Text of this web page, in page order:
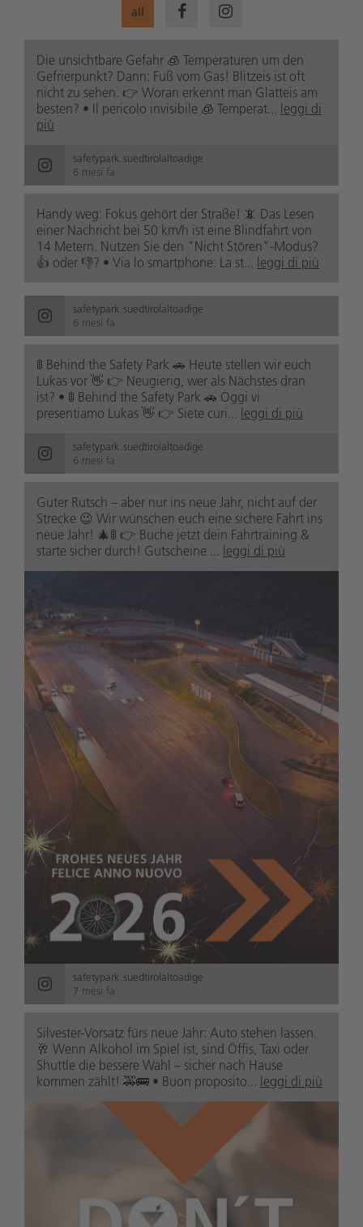
all
Die unsichtbare Gefahr 🧊 Temperaturen um den
Gefrierpunkt? Dann: Fuß vom Gas! Blitzeis ist oft
nicht zu sehen. 👉 Woran erkennt man Glatteis am
besten? • Il pericolo invisibile 🧊 Temperat... leggi di
più
safetypark.suedtirolaltoadige
6 mesi fa
Handy weg: Fokus gehört der Straße! 📵 Das Lesen
einer Nachricht bei 50 km/h ist eine Blindfahrt von
14 Metern. Nutzen Sie den "Nicht Stören"-Modus?
👍 oder 👎? • Via lo smartphone: La st... leggi di più
safetypark.suedtirolaltoadige
6 mesi fa
🚦 Behind the Safety Park 🚗 Heute stellen wir euch
Lukas vor 👋 👉 Neugierig, wer als Nächstes dran
ist? • 🚦 Behind the Safety Park 🚗 Oggi vi
presentiamo Lukas 👋 👉 Siete curi... leggi di più
safetypark.suedtirolaltoadige
6 mesi fa
Guter Rutsch – aber nur ins neue Jahr, nicht auf der
Strecke 😉 Wir wünschen euch eine sichere Fahrt ins
neue Jahr! 🎄🚦 👉 Buche jetzt dein Fahrtraining &
starte sicher durch! Gutscheine ... leggi di più
safetypark.suedtirolaltoadige
7 mesi fa
Silvester-Vorsatz fürs neue Jahr: Auto stehen lassen.
🥂 Wenn Alkohol im Spiel ist, sind Öffis, Taxi oder
Shuttle die bessere Wahl – sicher nach Hause
kommen zählt! 🚕🚌 • Buon proposito... leggi di più